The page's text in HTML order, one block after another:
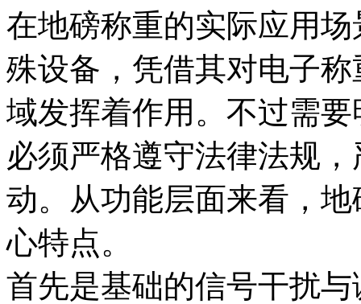
在地磅称重的实际应用
殊设备，凭借其对电子
域发挥着作用。不过需
必须严格遵守法律法规
动。从功能层面来看，
心特点。​
首先是基础的信号干扰